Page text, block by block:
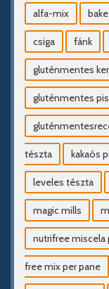
alfa-mix
csiga fánk
gluténmentes
gluténmentes
tészta kakaós
leveles tészta
magic mills
nutrifree miscela
free mix per pane